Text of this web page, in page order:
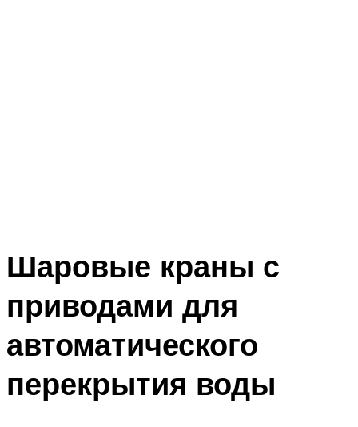
Шаровые краны с
приводами для
автоматического
перекрытия воды